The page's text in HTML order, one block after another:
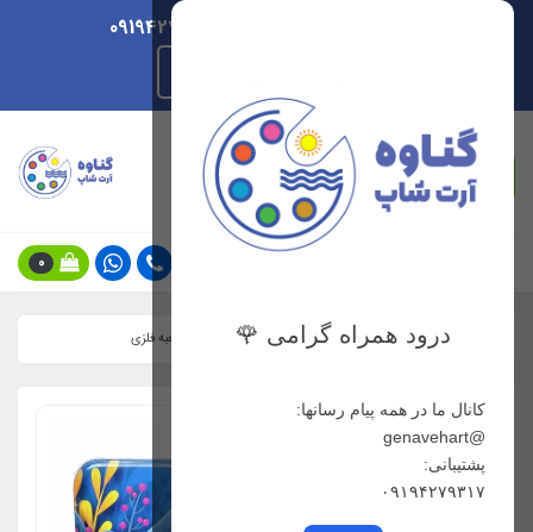
درود همراه گرامی 🌹
کانال ما در همه پیام رسانها:
@genavehart
پشتیبانی:
۰۹۱۹۴۲۷۹۳۱۷
جستجو
0
فهرست محصولات مدادرنگی ۷۲ رنگ ام کیو MQ جعبه فلزی